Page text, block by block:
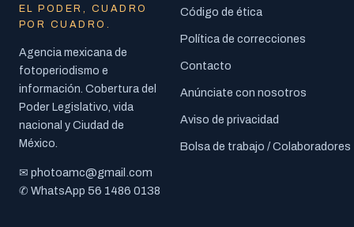
EL PODER, CUADRO
POR CUADRO.
Agencia mexicana de
fotoperiodismo e
información. Cobertura del
Poder Legislativo, vida
nacional y Ciudad de
México.
✉ photoamc@gmail.com
✆ WhatsApp 56 1486 0138
Código de ética
Política de correcciones
Contacto
Anúnciate con nosotros
Aviso de privacidad
Bolsa de trabajo / Colaboradores